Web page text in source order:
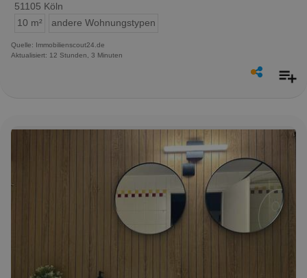
51105 Köln
10 m²
andere Wohnungstypen
Quelle: Immobilienscout24.de
Aktualisiert: 12 Stunden, 3 Minuten